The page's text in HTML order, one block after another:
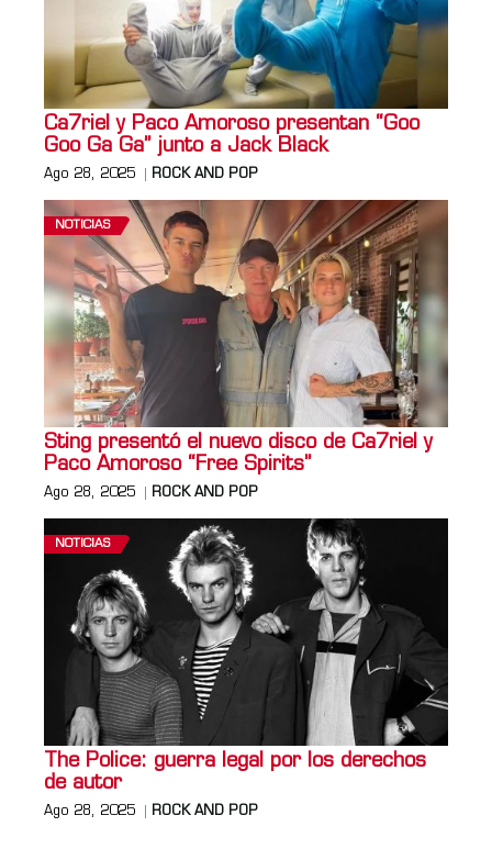
Ca7riel y Paco Amoroso presentan “Goo
Goo Ga Ga” junto a Jack Black
Ago 28, 2025 ROCK AND POP
NOTICIAS
Sting presentó el nuevo disco de Ca7riel y
Paco Amoroso “Free Spirits”
Ago 28, 2025 ROCK AND POP
NOTICIAS
The Police: guerra legal por los derechos
de autor
Ago 28, 2025 ROCK AND POP